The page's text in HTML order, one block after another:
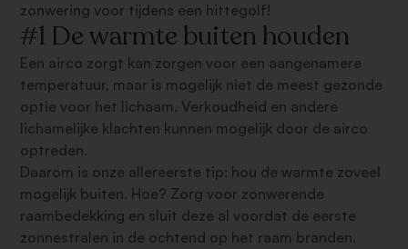
zonwering voor tijdens een hittegolf!
#1 De warmte buiten houden
Een airco zorgt kan zorgen voor een aangenamere
temperatuur, maar is mogelijk niet de meest gezonde
optie voor het lichaam. Verkoudheid en andere
lichamelijke klachten kunnen mogelijk door de airco
optreden.
Daarom is onze allereerste tip: hou de warmte zoveel
mogelijk buiten. Hoe? Zorg voor zonwerende
raambedekking en sluit deze al voordat de eerste
zonnestralen in de ochtend op het raam branden.